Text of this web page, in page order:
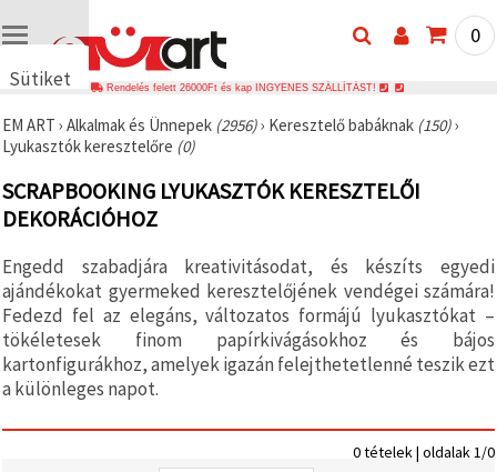
Sütiket
🍪 Cookie-
kat és
technológiákat
használunk
annak
hogy
biztosítsuk
a weboldal
megfelelő
működését,
javítsuk az
Ön
felhasználói
élményét,
hozzájárulásával
0
Rendelés felett 26000Ft és kap INGYENES SZÁLLÍTÁST!
EM ART › Alkalmak és Ünnepek (2956)› Keresztelő babáknak (150)›
Lyukasztók keresztelőre (0)
SCRAPBOOKING LYUKASZTÓK KERESZTELŐI
DEKORÁCIÓHOZ
Engedd szabadjára kreativitásodat, és készíts egyedi
ajándékokat gyermeked keresztelőjének vendégei számára!
Fedezd fel az elegáns, változatos formájú lyukasztókat –
tökéletesek finom papírkivágásokhoz és bájos
kartonfigurákhoz, amelyek igazán felejthetetlenné teszik ezt
a különleges napot.
0 tételek | oldalak 1/0